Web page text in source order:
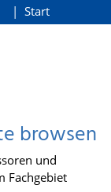
Start
browsen
und
Fachgebiet